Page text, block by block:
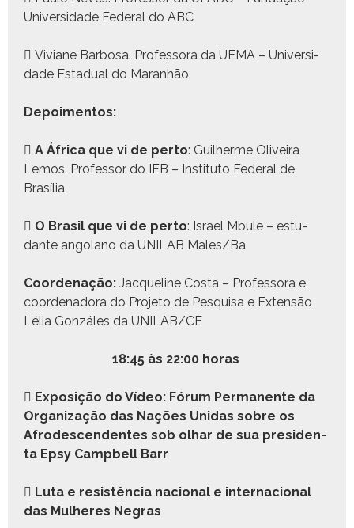
Uni­ver­si­dade Fed­er­al do ABC
 Viviane Bar­bosa. Pro­fes­so­ra da UEMA – Uni­ver­si­
dade Estad­ual do Maran­hão
Depoi­men­tos:
 A África que vi de per­to: Guil­herme Oliveira
Lemos. Pro­fes­sor do IFB – Insti­tu­to Fed­er­al de
Brasília
 O Brasil que vi de per­to: Israel Mbule – estu­
dante angolano da UNILAB Males/Ba
Coor­de­nação: Jacque­line Cos­ta – Pro­fes­so­ra e
coor­de­nado­ra do Pro­je­to de Pesquisa e Exten­são
Lélia Gonzáles da UNILAB/CE
18:45 às 22:00 horas
 Exposição do Vídeo: Fórum Per­ma­nente da
Orga­ni­za­ção das Nações Unidas sobre os
Afrode­scen­dentes sob olhar de sua pres­i­den­
ta Epsy Camp­bell Barr
 Luta e resistên­cia nacional e inter­na­cional
das Mul­heres Negras